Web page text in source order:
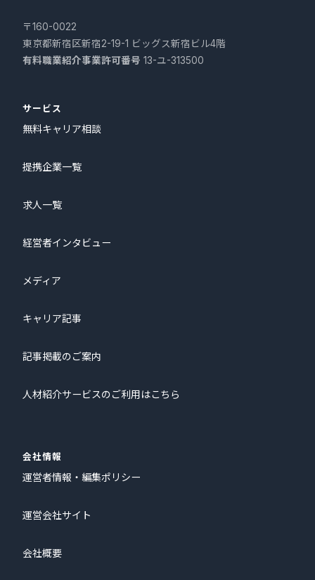
〒160-0022
東京都新宿区新宿2-19-1 ビッグス新宿ビル4階
有料職業紹介事業許可番号 13-ユ-313500
サービス
無料キャリア相談
提携企業一覧
求人一覧
経営者インタビュー
メディア
キャリア記事
記事掲載のご案内
人材紹介サービスのご利用はこちら
会社情報
運営者情報・編集ポリシー
運営会社サイト
会社概要